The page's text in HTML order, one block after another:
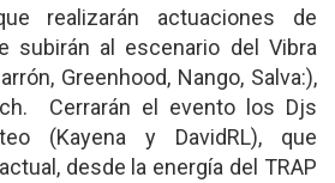
realizarán actuaciones de
subirán al escenario del Vibra
Greenhood, Nango, Salva:),
Cerrarán el evento los Djs
(Kayena y DavidRL), que
desde la energía del TRAP